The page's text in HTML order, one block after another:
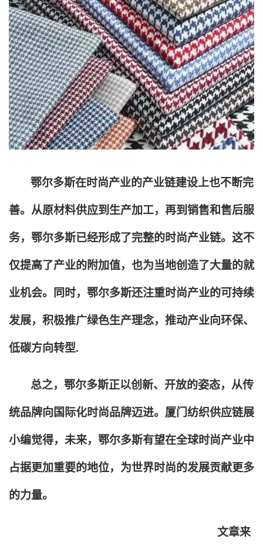
鄂尔多斯在时尚产业的产业链建设上也不断完
善。从原材料供应到生产加工，再到销售和售后服
务，鄂尔多斯已经形成了完整的时尚产业链。这不
仅提高了产业的附加值，也为当地创造了大量的就
业机会。同时，鄂尔多斯还注重时尚产业的可持续
发展，积极推广绿色生产理念，推动产业向环保、
低碳方向转型.
总之，鄂尔多斯正以创新、开放的姿态，从传
统品牌向国际化时尚品牌迈进。厦门纺织供应链展
小编觉得，未来，鄂尔多斯有望在全球时尚产业中
占据更加重要的地位，为世界时尚的发展贡献更多
的力量。
文章来